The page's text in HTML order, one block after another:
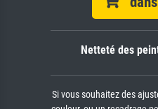
Netteté des
Si vous souhaitez des